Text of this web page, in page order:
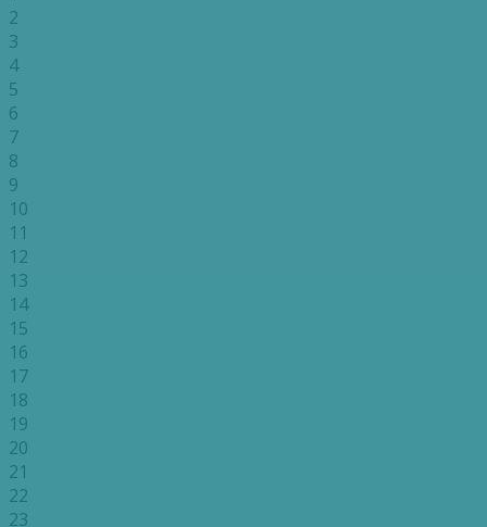
2
3
4
5
6
7
8
9
10
11
12
13
14
15
16
17
18
19
20
21
22
23